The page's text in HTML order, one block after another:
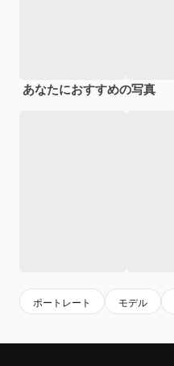
あなたにおすすめの写真
ポートレート モデル